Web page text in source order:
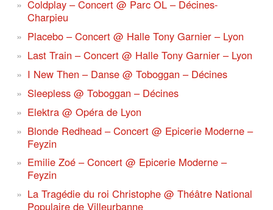
Coldplay – Concert @ Parc OL – Décines-
Charpieu
Placebo – Concert @ Halle Tony Garnier – Lyon
Last Train – Concert @ Halle Tony Garnier – Lyon
I New Then – Danse @ Toboggan – Décines
Sleepless @ Toboggan – Décines
Elektra @ Opéra de Lyon
Blonde Redhead – Concert @ Epicerie Moderne –
Feyzin
Emilie Zoé – Concert @ Epicerie Moderne –
Feyzin
La Tragédie du roi Christophe @ Théâtre National
Populaire de Villeurbanne